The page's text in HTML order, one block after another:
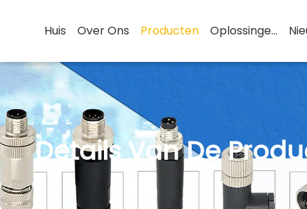
Huis Over Ons Producten Oplossingen
Details Van De